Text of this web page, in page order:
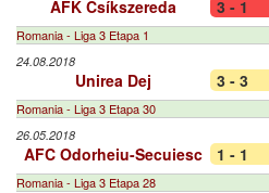
AFK Csíkszereda 3 - 1
Romania - Liga 3 Etapa 1
24.08.2018
Unirea Dej 3 - 3
Romania - Liga 3 Etapa 30
26.05.2018
AFC Odorheiu-Secuiesc 1 - 1
Romania - Liga 3 Etapa 28